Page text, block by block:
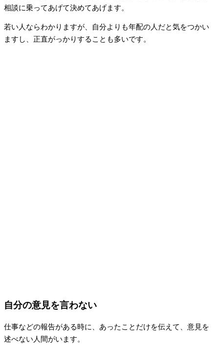
相談に乗ってあげて決めてあげます。
若い人ならわかりますが、自分よりも年配の人だと気をつかい
ますし、正直がっかりすることも多いです。
自分の意見を言わない
仕事などの報告がある時に、あったことだけを伝えて、意見を
述べない人間がいます。